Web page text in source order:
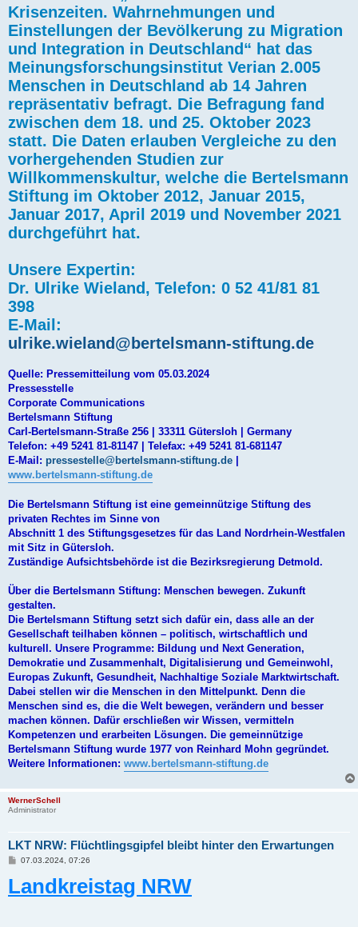
Krisenzeiten. Wahrnehmungen und
Einstellungen der Bevölkerung zu Migration
und Integration in Deutschland“ hat das
Meinungsforschungsinstitut Verian 2.005
Menschen in Deutschland ab 14 Jahren
repräsentativ befragt. Die Befragung fand
zwischen dem 18. und 25. Oktober 2023
statt. Die Daten erlauben Vergleiche zu den
vorhergehenden Studien zur
Willkommenskultur, welche die Bertelsmann
Stiftung im Oktober 2012, Januar 2015,
Januar 2017, April 2019 und November 2021
durchgeführt hat.
Unsere Expertin:
Dr. Ulrike Wieland, Telefon: 0 52 41/81 81
398
E-Mail:
ulrike.wieland@bertelsmann-stiftung.de
Quelle: Pressemitteilung vom 05.03.2024
Pressesstelle
Corporate Communications
Bertelsmann Stiftung
Carl-Bertelsmann-Straße 256 | 33311 Gütersloh | Germany
Telefon: +49 5241 81-81147 | Telefax: +49 5241 81-681147
E-Mail: pressestelle@bertelsmann-stiftung.de
www.bertelsmann-stiftung.de
Die Bertelsmann Stiftung ist eine gemeinnützige Stiftung des
privaten Rechtes im Sinne von
Abschnitt 1 des Stiftungsgesetzes für das Land Nordrhein-Westfalen
mit Sitz in Gütersloh.
Zuständige Aufsichtsbehörde ist die Bezirksregierung Detmold.
Über die Bertelsmann Stiftung: Menschen bewegen. Zukunft
gestalten.
Die Bertelsmann Stiftung setzt sich dafür ein, dass alle an der
Gesellschaft teilhaben können – politisch, wirtschaftlich und
kulturell. Unsere Programme: Bildung und Next Generation,
Demokratie und Zusammenhalt, Digitalisierung und Gemeinwohl,
Europas Zukunft, Gesundheit, Nachhaltige Soziale Marktwirtschaft.
Dabei stellen wir die Menschen in den Mittelpunkt. Denn die
Menschen sind es, die die Welt bewegen, verändern und besser
machen können. Dafür erschließen wir Wissen, vermitteln
Kompetenzen und erarbeiten Lösungen. Die gemeinnützige
Bertelsmann Stiftung wurde 1977 von Reinhard Mohn gegründet.
Weitere Informationen: www.bertelsmann-stiftung.de
WernerSchell
Administrator
LKT NRW: Flüchtlingsgipfel bleibt hinter den Erwartungen
B
r
07.03.2024, 07:26
Landkreistag NRW